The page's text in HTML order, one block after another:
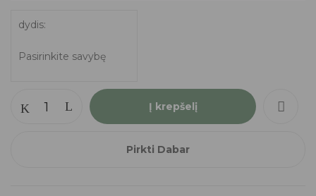
dydis
Į krepšelį
Pirkti Dabar